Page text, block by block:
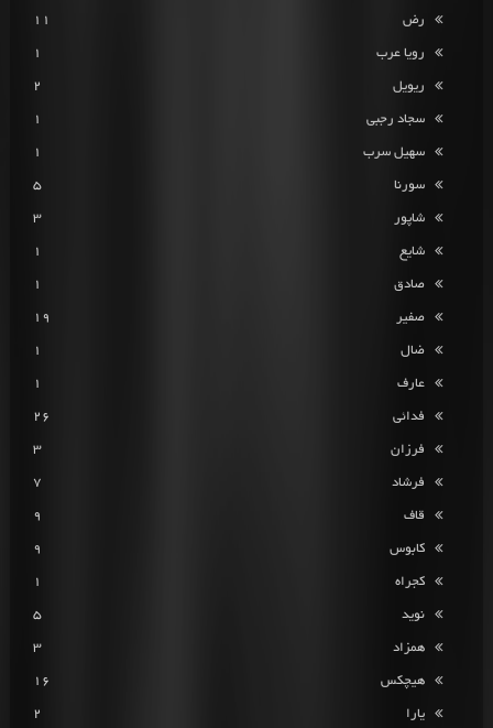
رض 11
رویا عرب 1
ریویل 2
سجاد رجبی 1
سهیل سرب 1
سورنا 5
شاپور 3
شایع 1
صادق 1
صفیر 19
ضال 1
عارف 1
فدائی 26
فرزان 3
فرشاد 7
قاف 9
کابوس 9
کجراه 1
نوید 5
همزاد 3
هیچکس 16
یارا 2